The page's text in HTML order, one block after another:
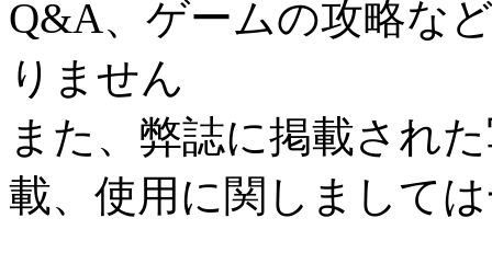
Q&A、ゲームの攻略な
りません
また、弊誌に掲載され
載、使用に関しまして